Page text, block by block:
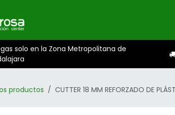
solo en la Zona Metropolitana de
productos CUTTER 18 MM REFORZADO DE